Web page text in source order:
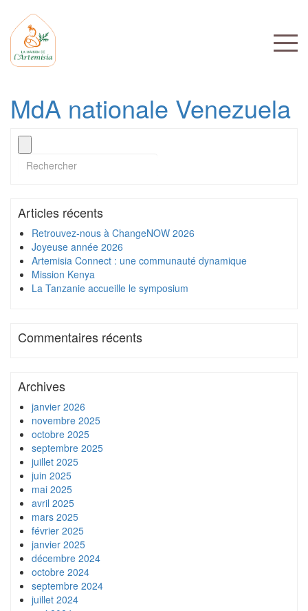
MdA nationale Venezuela
Articles récents
Retrouvez-nous à ChangeNOW 2026
Joyeuse année 2026
Artemisia Connect : une communauté dynamique
Mission Kenya
La Tanzanie accueille le symposium
Commentaires récents
Archives
janvier 2026
novembre 2025
octobre 2025
septembre 2025
juillet 2025
juin 2025
mai 2025
avril 2025
mars 2025
février 2025
janvier 2025
décembre 2024
octobre 2024
septembre 2024
juillet 2024